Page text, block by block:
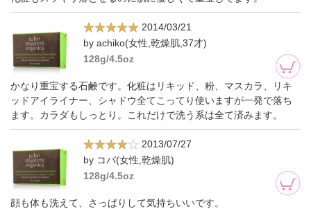
2014/03/21
by achiko(女性,乾燥肌,37才)
128g/4.5oz
かなり重宝する石鹸です。化粧はリキッド、粉、マスカラ、リキ
ッドアイライナー、シャドウ全てこってり使いますが一発で落ち
ます。カラダもしっとり。これだけで洗う系は全て済みます。
2013/07/27
by コバ(女性,乾燥肌)
128g/4.5oz
顔も体も洗えて、さっぱりして気持ちいいです。